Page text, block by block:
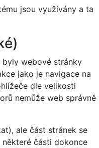
jsou využívány a ta
webové stránky
jako je navigace na
dle velikosti
nemůže web správně
ale část stránek se
části dokonce